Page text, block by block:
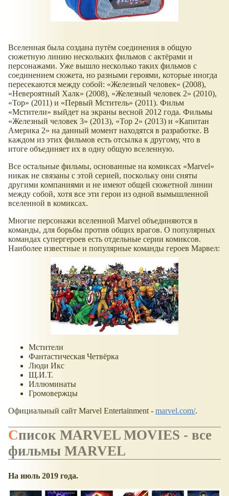
Вселенная была создана путём соединения в общую
сюжетную линию нескольких фильмов с актёрами и
персонажами. Уже вышло несколько таких фильмов с
соединением сюжета, но разными героями, которые иногда
пересекаются между собой: «Железный человек» (2008),
«Невероятный Халк» (2008), «Железный человек 2» (2010),
«Тор» (2011) и «Первый Мститель» (2011). Фильм
«Мстители» выйдет на экраны весной 2012 года. Фильмы
«Железный человек 3» (2013), «Тор 2» (2013) и «Капитан
Америка 2» на данный момент находятся в разработке. В
каждом из этих фильмов есть отсылка к другому, что в
итоге объединяет их в одну общую вселенную.
Все остальные фильмы, основанные на комиксах «Marvel»
никак не связаны с этой серией, поскольку они сняты
другими компаниями и не имеют общей сюжетной линии
между собой, хотя все эти герои из одной вымышленной
вселенной в комиксах.
Многие персонажи вселенной Marvel объединяются в
команды, для борьбы против общих врагов. О популярных
командах супергероев есть отдельные серии комиксов.
Наиболее известные и популярные команды героев Марвел:
Мстители
Фантастическая Четвёрка
Люди Икс
Щ.И.Т.
Иллюминаты
Громовержцы
Официальный сайт Marvel Entertainment - marvel.com/.
Список MARVEL MOVIES - все
фильмы MARVEL
На июль 2019 года.